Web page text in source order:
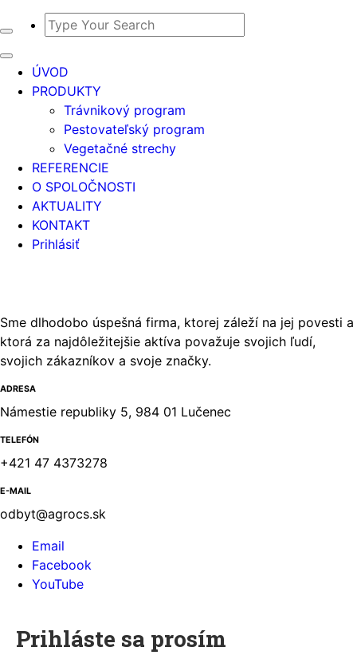
ÚVOD
PRODUKTY
Trávnikový program
Pestovateľský program
Vegetačné strechy
REFERENCIE
O SPOLOČNOSTI
AKTUALITY
KONTAKT
Prihlásiť
Sme dlhodobo úspešná firma, ktorej záleží na jej povesti a
ktorá za najdôležitejšie aktíva považuje svojich ľudí,
svojich zákazníkov a svoje značky.
ADRESA
Námestie republiky 5, 984 01 Lučenec
TELEFÓN
+421 47 4373278
E-MAIL
odbyt@agrocs.sk
Email
Facebook
YouTube
Prihláste sa prosím